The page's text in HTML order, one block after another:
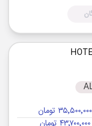
۳۵٬۵۰۰٬۰۰۰ تومان